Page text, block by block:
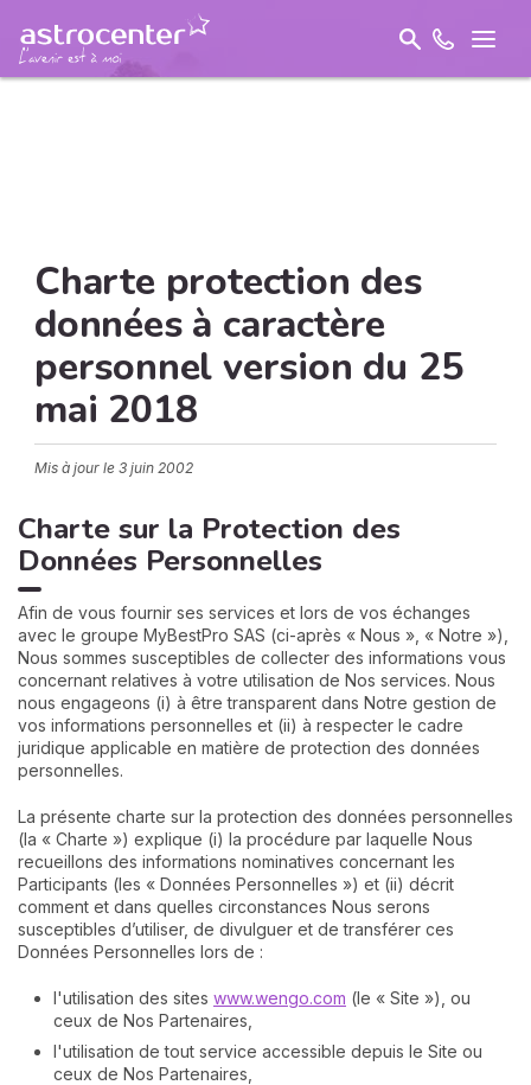
Charte protection des
données à caractère
personnel version du 25
mai 2018
Mis à jour le 3 juin 2002
Charte sur la Protection des
Données Personnelles
Afin de vous fournir ses services et lors de vos échanges
avec le groupe MyBestPro SAS (ci-après « Nous », « Notre »),
Nous sommes susceptibles de collecter des informations vous
concernant relatives à votre utilisation de Nos services. Nous
nous engageons (i) à être transparent dans Notre gestion de
vos informations personnelles et (ii) à respecter le cadre
juridique applicable en matière de protection des données
personnelles.
La présente charte sur la protection des données personnelles
(la « Charte ») explique (i) la procédure par laquelle Nous
recueillons des informations nominatives concernant les
Participants (les « Données Personnelles ») et (ii) décrit
comment et dans quelles circonstances Nous serons
susceptibles d’utiliser, de divulguer et de transférer ces
Données Personnelles lors de :
l'utilisation des sites www.wengo.com (le « Site »), ou
ceux de Nos Partenaires,
l'utilisation de tout service accessible depuis le Site ou
ceux de Nos Partenaires,